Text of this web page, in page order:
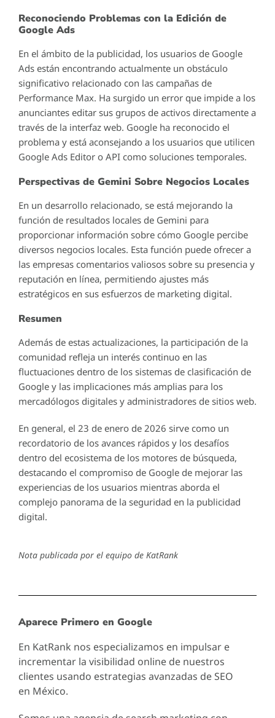
Reconociendo Problemas con la Edición de
Google Ads
En el ámbito de la publicidad, los usuarios de Google
Ads están encontrando actualmente un obstáculo
significativo relacionado con las campañas de
Performance Max. Ha surgido un error que impide a los
anunciantes editar sus grupos de activos directamente a
través de la interfaz web. Google ha reconocido el
problema y está aconsejando a los usuarios que utilicen
Google Ads Editor o API como soluciones temporales.
Perspectivas de Gemini Sobre Negocios Locales
En un desarrollo relacionado, se está mejorando la
función de resultados locales de Gemini para
proporcionar información sobre cómo Google percibe
diversos negocios locales. Esta función puede ofrecer a
las empresas comentarios valiosos sobre su presencia y
reputación en línea, permitiendo ajustes más
estratégicos en sus esfuerzos de marketing digital.
Resumen
Además de estas actualizaciones, la participación de la
comunidad refleja un interés continuo en las
fluctuaciones dentro de los sistemas de clasificación de
Google y las implicaciones más amplias para los
mercadólogos digitales y administradores de sitios web.
En general, el 23 de enero de 2026 sirve como un
recordatorio de los avances rápidos y los desafíos
dentro del ecosistema de los motores de búsqueda,
destacando el compromiso de Google de mejorar las
experiencias de los usuarios mientras aborda el
complejo panorama de la seguridad en la publicidad
digital.
Nota publicada por el equipo de KatRank
Aparece Primero en Google
En KatRank nos especializamos en impulsar e
incrementar la visibilidad online de nuestros
clientes usando estrategias avanzadas de SEO
en México.